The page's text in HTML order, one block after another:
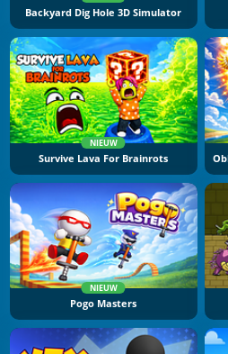
Backyard Dig Hole 3D Simulator
NIEUW
Survive Lava For Brainrots
NIEUW
Pogo Masters